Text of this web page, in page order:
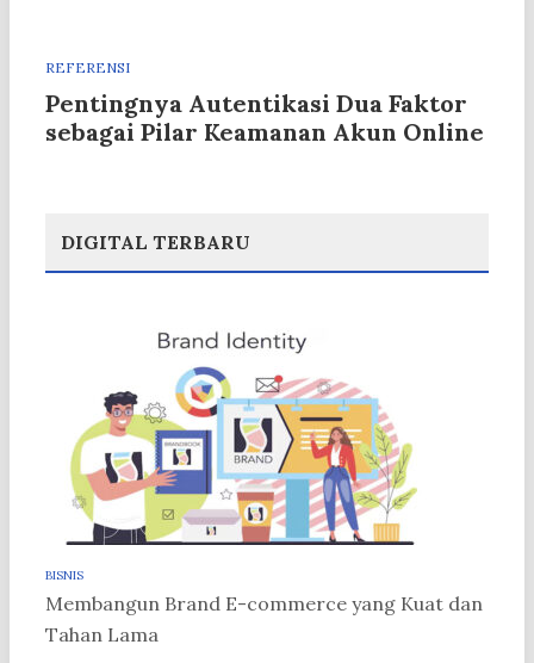
REFERENSI
Pentingnya Autentikasi Dua Faktor
sebagai Pilar Keamanan Akun Online
DIGITAL TERBARU
BISNIS
Membangun Brand E-commerce yang Kuat dan
Tahan Lama